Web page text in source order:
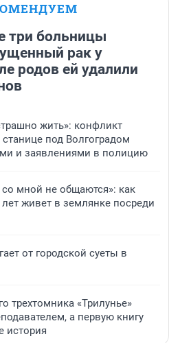
три больницы
рак у
родов ей удалили
жить»: конфликт
под Волгоградом
и заявлениями в полицию
мной не общаются»: как
живет в землянке посреди
от городской суеты в
трехтомника «Трилунье»
а первую книгу
история